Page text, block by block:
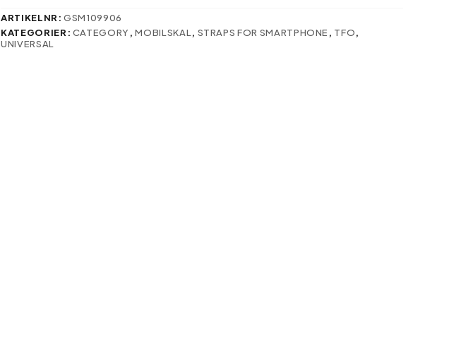
mängd
ARTIKELNR:GSM109906
KATEGORIER: CATEGORY ,MOBILSKAL , STRAPS FOR SMARTPHONE , TFO,
UNIVERSAL